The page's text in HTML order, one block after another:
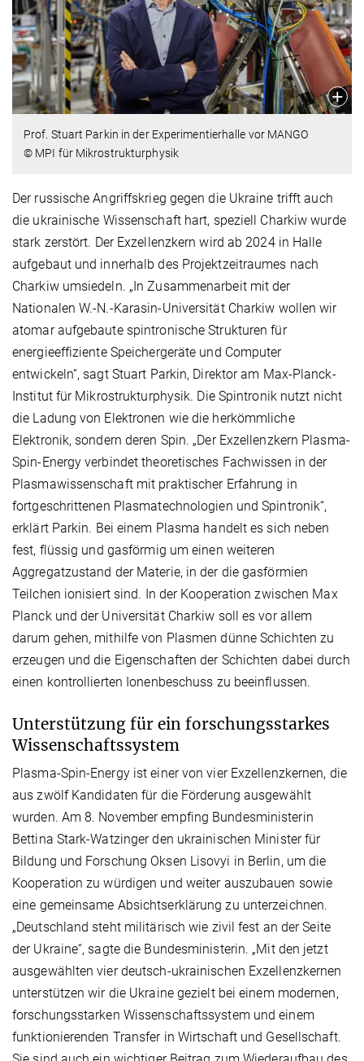
Prof. Stuart Parkin in der Experimentierhalle vor MANGO
© MPI für Mikrostrukturphysik
Der russische Angriffskrieg gegen die Ukraine trifft auch
die ukrainische Wissenschaft hart, speziell Charkiw wurde
stark zerstört. Der Exzellenzkern wird ab 2024 in Halle
aufgebaut und innerhalb des Projektzeitraumes nach
Charkiw umsiedeln. „In Zusammenarbeit mit der
Nationalen W.-N.-Karasin-Universität Charkiw wollen wir
atomar aufgebaute spintronische Strukturen für
energieeffiziente Speichergeräte und Computer
entwickeln“, sagt Stuart Parkin, Direktor am Max-Planck-
Institut für Mikrostrukturphysik. Die Spintronik nutzt nicht
die Ladung von Elektronen wie die herkömmliche
Elektronik, sondern deren Spin. „Der Exzellenzkern Plasma-
Spin-Energy verbindet theoretisches Fachwissen in der
Plasmawissenschaft mit praktischer Erfahrung in
fortgeschrittenen Plasmatechnologien und Spintronik“,
erklärt Parkin. Bei einem Plasma handelt es sich neben
fest, flüssig und gasförmig um einen weiteren
Aggregatzustand der Materie, in der die gasförmien
Teilchen ionisiert sind. In der Kooperation zwischen Max
Planck und der Universität Charkiw soll es vor allem
darum gehen, mithilfe von Plasmen dünne Schichten zu
erzeugen und die Eigenschaften der Schichten dabei durch
einen kontrollierten Ionenbeschuss zu beeinflussen.
Unterstützung für ein forschungsstarkes
Wissenschaftssystem
Plasma-Spin-Energy ist einer von vier Exzellenzkernen, die
aus zwölf Kandidaten für die Förderung ausgewählt
wurden. Am 8. November empfing Bundesministerin
Bettina Stark-Watzinger den ukrainischen Minister für
Bildung und Forschung Oksen Lisovyi in Berlin, um die
Kooperation zu würdigen und weiter auszubauen sowie
eine gemeinsame Absichtserklärung zu unterzeichnen.
„Deutschland steht militärisch wie zivil fest an der Seite
der Ukraine“, sagte die Bundesministerin. „Mit den jetzt
ausgewählten vier deutsch-ukrainischen Exzellenzkernen
unterstützen wir die Ukraine gezielt bei einem modernen,
forschungsstarken Wissenschaftssystem und einem
funktionierenden Transfer in Wirtschaft und Gesellschaft.